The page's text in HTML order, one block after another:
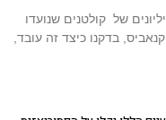
של קולטנים שנועדו
בדקנו כיצד זה עובד,